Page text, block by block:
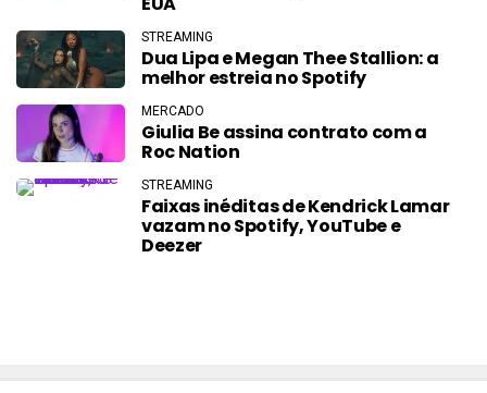
STREAMING
Dua Lipa e Megan Thee Stallion: a
melhor estreia no Spotify
MERCADO
Giulia Be assina contrato com a
Roc Nation
STREAMING
Faixas inéditas de Kendrick Lamar
vazam no Spotify, YouTube e
Deezer